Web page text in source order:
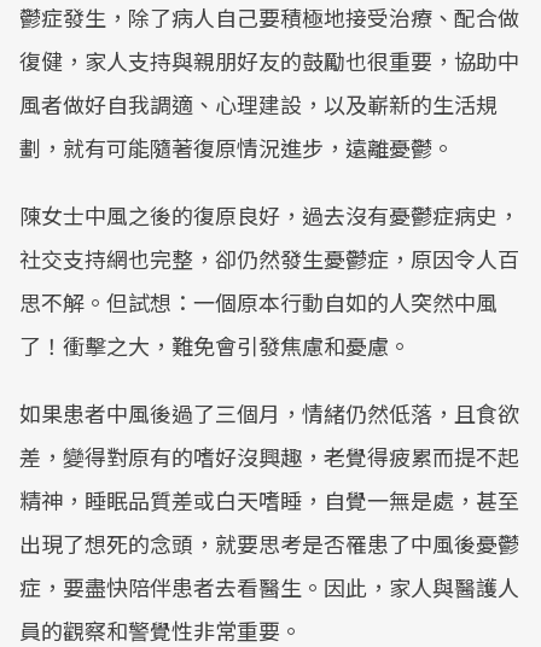
鬱症發生，除了病人自己要積極地接受治療、配合做
復健，家人支持與親朋好友的鼓勵也很重要，協助中
風者做好自我調適、心理建設，以及嶄新的生活規
劃，就有可能隨著復原情況進步，遠離憂鬱。
陳女士中風之後的復原良好，過去沒有憂鬱症病史，
社交支持網也完整，卻仍然發生憂鬱症，原因令人百
思不解。但試想：一個原本行動自如的人突然中風
了！衝擊之大，難免會引發焦慮和憂慮。
如果患者中風後過了三個月，情緒仍然低落，且食欲
差，變得對原有的嗜好沒興趣，老覺得疲累而提不起
精神，睡眠品質差或白天嗜睡，自覺一無是處，甚至
出現了想死的念頭，就要思考是否罹患了中風後憂鬱
症，要盡快陪伴患者去看醫生。因此，家人與醫護人
員的觀察和警覺性非常重要。